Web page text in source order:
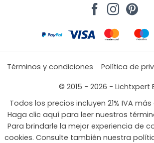
Términos y condiciones Política de
© 2015 - 2026 - Lichtxpert
Todos los precios incluyen 21% IVA
Haga clic aquí para leer nuestros
Para brindarle la mejor experiencia de
cookies. Consulte también nuestra